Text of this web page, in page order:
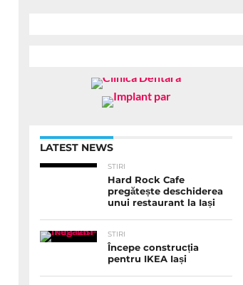
LATEST NEWS
STIRI
Hard Rock Cafe
pregătește deschiderea
unui restaurant la Iași
STIRI
Începe construcția
pentru IKEA Iași